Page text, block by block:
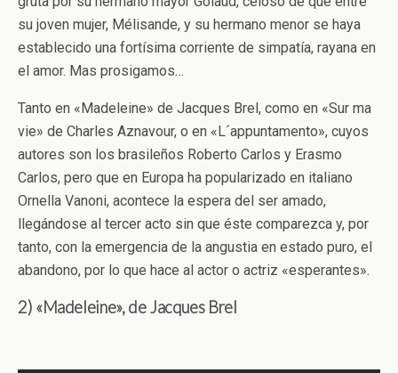
su joven mujer, Mélisande, y su hermano menor se haya
establecido una fortísima corriente de simpatía, rayana en
el amor. Mas prosigamos…
Tanto en «Madeleine» de Jacques Brel, como en «Sur ma
vie» de Charles Aznavour, o en «L´appuntamento», cuyos
autores son los brasileños Roberto Carlos y Erasmo
Carlos, pero que en Europa ha popularizado en italiano
Ornella Vanoni, acontece la espera del ser amado,
llegándose al tercer acto sin que éste comparezca y, por
tanto, con la emergencia de la angustia en estado puro, el
abandono, por lo que hace al actor o actriz «esperantes».
2) «Madeleine», de Jacques Brel